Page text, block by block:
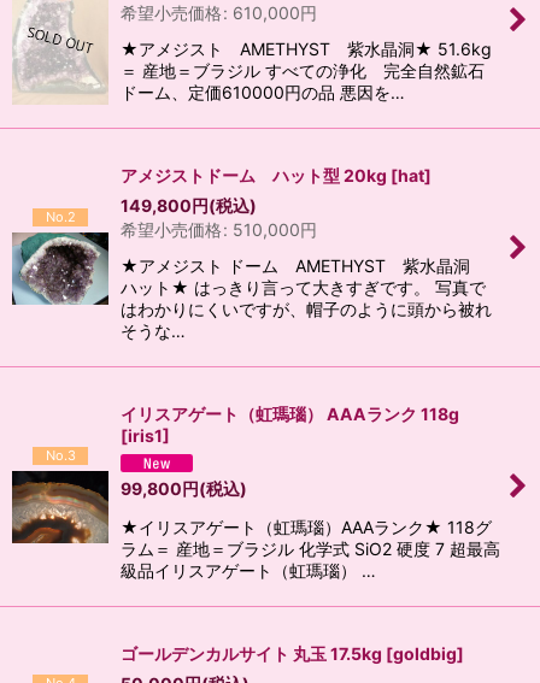
希望小売価格: 610,000円
★アメジスト AMETHYST 紫水晶洞★ 51.6kg
＝ 産地＝ブラジル すべての浄化 完全自然鉱石
ドーム、定価610000円の品 悪因を…
No.2
アメジストドーム ハット型 20kg [hat]
149,800円(税込)
希望小売価格: 510,000円
★アメジスト ドーム AMETHYST 紫水晶洞
ハット★ はっきり言って大きすぎです。 写真で
はわかりにくいですが、帽子のように頭から被れ
そうな…
No.3
イリスアゲート（虹瑪瑙） AAAランク 118g
[iris1]
99,800円(税込)
★イリスアゲート（虹瑪瑙）AAAランク★ 118グ
ラム＝ 産地＝ブラジル 化学式 SiO2 硬度 7 超最高
級品イリスアゲート（虹瑪瑙） …
ゴールデンカルサイト 丸玉 17.5kg [goldbig]